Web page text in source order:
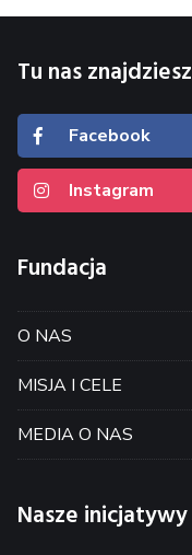
Tu nas znajdziesz
Facebook
Instagram
Fundacja
O NAS
MISJA I CELE
MEDIA O NAS
Nasze inicjatywy